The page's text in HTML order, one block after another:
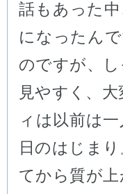
話もあった
になったん
のですが、
見やすく、
ィは以前は
日のはじま
てから質が